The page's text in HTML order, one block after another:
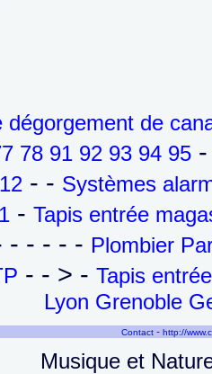
dégorgement de
78 91 92 93 94 95
- - Systèmes
-Tapis entrée
- - - - - Plombier
- - > - Tapis
Lyon Grenoble
Contact - http://
Musique et